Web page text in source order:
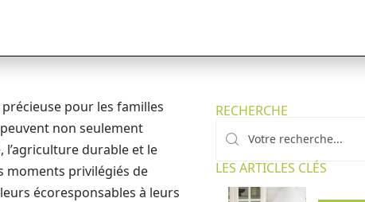
pour les familles
non seulement
durable et le
moments privilégiés de
écoresponsables à leurs
RECHERCHE
LES ARTICLES CLÉS